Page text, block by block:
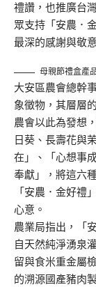
禮讚，也推廣台
眾支持「安農．
最深的感謝與敬
母親節禮盒產
大安區農會總幹
象徵物，其層層
農會以此為發想
日葵、長壽花與
在」、「心想事
奉獻」，將這六
「安農．金好禮
心意。
農業局指出，「
自天然純淨湧泉
留與食米重金屬
的溯源國產豬肉